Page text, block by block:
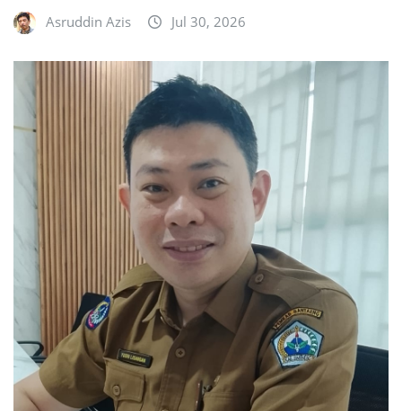
Asruddin Azis Jul 30, 2026